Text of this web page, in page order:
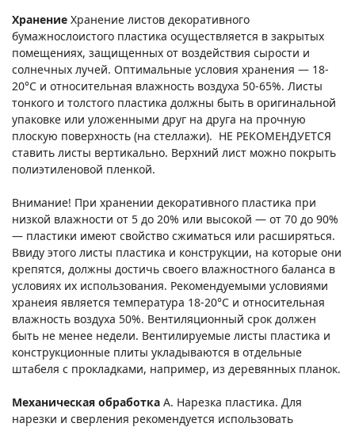
Хранение Хранение листов декоративного
бумажнослоистого пластика осуществляется в закрытых
помещениях, защищенных от воздействия сырости и
солнечных лучей. Оптимальные условия хранения — 18-
20°С и относительная влажность воздуха 50-65%. Листы
тонкого и толстого пластика должны быть в оригинальной
упаковке или уложенными друг на друга на прочную
плоскую поверхность (на стеллажи). НЕ РЕКОМЕНДУЕТСЯ
ставить листы вертикально. Верхний лист можно покрыть
полиэтиленовой пленкой.
Внимание! При хранении декоративного пластика при
низкой влажности от 5 до 20% или высокой — от 70 до 90%
— пластики имеют свойство сжиматься или расширяться.
Ввиду этого листы пластика и конструкции, на которые они
крепятся, должны достичь своего влажностного баланса в
условиях их использования. Рекомендуемыми условиями
хранеия является температура 18-20°С и относительная
влажность воздуха 50%. Вентиляционный срок должен
быть не менее недели. Вентилируемые листы пластика и
конструкционные плиты укладываются в отдельные
штабеля с прокладками, например, из деревянных планок.
Механическая обработка А. Нарезка пластика. Для
нарезки и сверления рекомендуется использовать